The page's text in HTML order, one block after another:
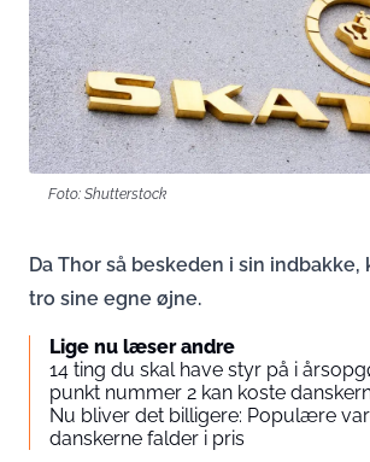
Foto: Shutterstock
Da Thor så beskeden i sin
tro sine egne øjne.
Lige nu læser andre
14 ting du skal have styr på i
punkt nummer 2 kan koste
Nu bliver det billigere: Populære
danskerne falder i pris